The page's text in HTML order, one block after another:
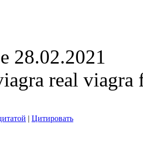
28.02.2021
real viagra
| Цитировать